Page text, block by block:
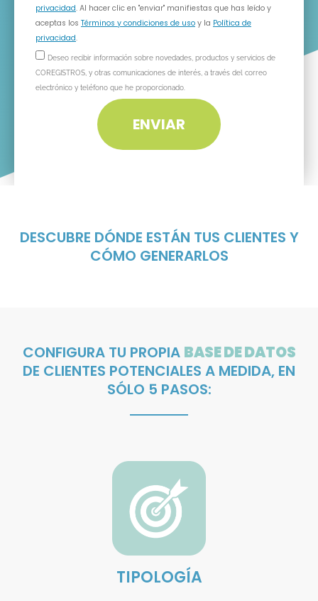
privacidad. Al hacer clic en "enviar" manifiestas que has leído y
aceptas los Términos y condiciones de uso y la Política de
privacidad.
Deseo recibir información sobre novedades, productos y servicios de
COREGISTROS, y otras comunicaciones de interés, a través del correo
electrónico y teléfono que he proporcionado.
ENVIAR
DESCUBRE DÓNDE ESTÁN TUS CLIENTES Y
CÓMO GENERARLOS
CONFIGURA TU PROPIA BASE DE DATOS
DE CLIENTES POTENCIALES A MEDIDA, EN
SÓLO 5 PASOS:
TIPOLOGÍA